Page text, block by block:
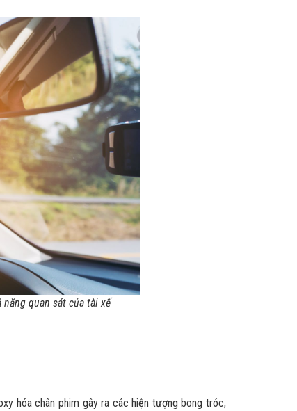
quan sát của tài xế
hóa chân phim gây ra các hiện tượng bong tróc,